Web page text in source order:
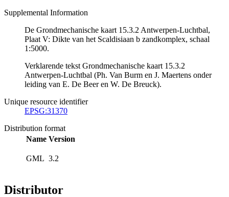
Supplemental Information
De Grondmechanische kaart 15.3.2 Antwerpen-Luchtbal,
Plaat V: Dikte van het Scaldisiaan b zandkomplex, schaal
1:5000.
Verklarende tekst Grondmechanische kaart 15.3.2
Antwerpen-Luchtbal (Ph. Van Burm en J. Maertens onder
leiding van E. De Beer en W. De Breuck).
Unique resource identifier
EPSG:31370
Distribution format
Name Version
GML 3.2
Distributor